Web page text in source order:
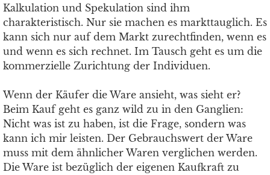
Kalkulation und Spekulation sind ihm
charakteristisch. Nur sie machen es markttauglich. Es
kann sich nur auf dem Markt zurechtfinden, wenn es
und wenn es sich rechnet. Im Tausch geht es um die
kommerzielle Zurichtung der Individuen.
Wenn der Käufer die Ware ansieht, was sieht er?
Beim Kauf geht es ganz wild zu in den Ganglien:
Nicht was ist zu haben, ist die Frage, sondern was
kann ich mir leisten. Der Gebrauchswert der Ware
muss mit dem ähnlicher Waren verglichen werden.
Die Ware ist bezüglich der eigenen Kaufkraft zu